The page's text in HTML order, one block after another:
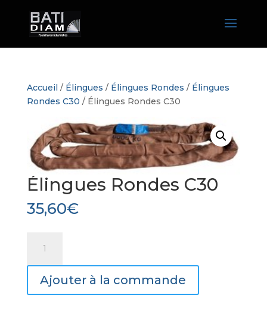
Accueil / Élingues / Élingues Rondes / Élingues
Rondes C30 / Élingues Rondes C30
Élingues Rondes C30
35,60€
Élingues
Rondes
C30
Ajouter à la commande